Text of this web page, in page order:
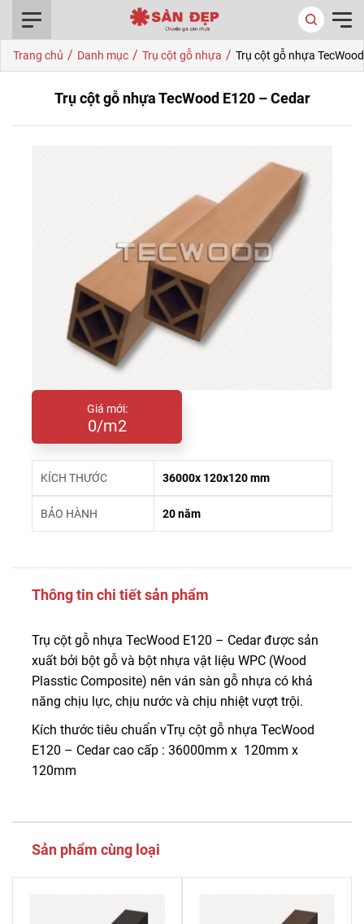
Trang chủ / Danh mục / Trụ cột gỗ nhựa / Trụ cột gỗ nhựa
Trụ cột gỗ nhựa TecWood E120 – Cedar
Giá mới:
0/m2
KÍCH THƯỚC 36000x 120x120 mm
BẢO HÀNH 20 năm
Thông tin chi tiết sản phẩm
Trụ cột gỗ nhựa TecWood E120 – Cedar được sản
xuất bởi bột gỗ và bột nhựa vật liệu WPC (Wood
Plasstic Composite) nên ván sàn gỗ nhựa có khả
năng chịu lực, chịu nước và chịu nhiệt vượt trội.
Kích thước tiêu chuẩn vTrụ cột gỗ nhựa TecWood
E120 – Cedar cao cấp : 36000mm x 120mm x
120mm
Sản phẩm cùng loại